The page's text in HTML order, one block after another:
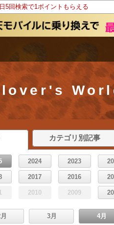
5回検索で1ポイントもらえる
カテゴリ別記事
2024 2023
2017 2016
2010 2009
3月 4月